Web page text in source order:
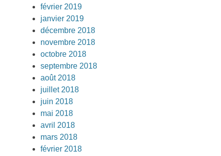
février 2019
janvier 2019
décembre 2018
novembre 2018
octobre 2018
septembre 2018
août 2018
juillet 2018
juin 2018
mai 2018
avril 2018
mars 2018
février 2018